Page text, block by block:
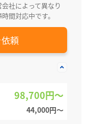
社によって異なり
間対応中です。
頼
98,700円～
44,000円〜